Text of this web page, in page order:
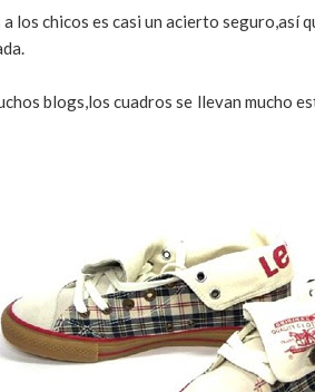
los chicos es casi un acierto seguro,así
blogs,los cuadros se llevan mucho